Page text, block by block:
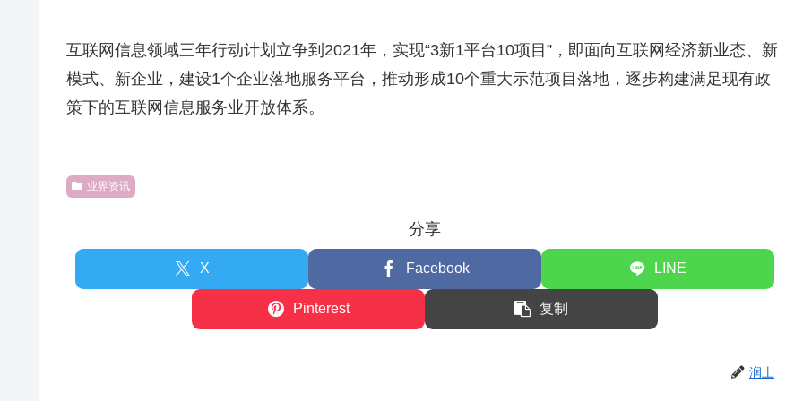
互联网信息领域三年行动计划立争到2021年，实现“3新1平台10项目”，即面向互联网经济新业态、新
模式、新企业，建设1个企业落地服务平台，推动形成10个重大示范项目落地，逐步构建满足现有政
策下的互联网信息服务业开放体系。
业界资讯
分享
X Facebook LINE
Pinterest 复制
润土